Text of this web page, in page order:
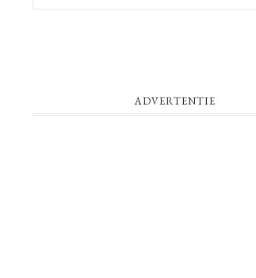
ADVERTENTIE